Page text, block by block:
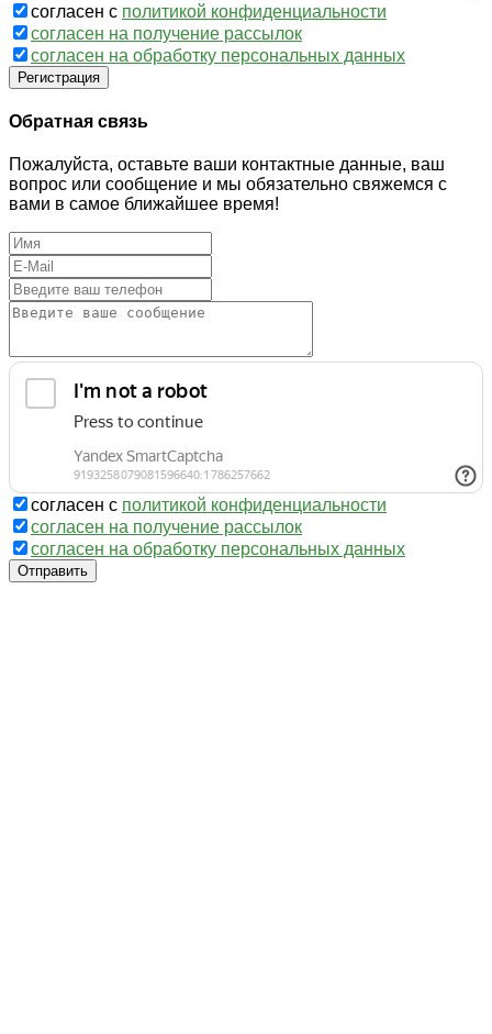
согласен с политикой конфиденциальности
согласен на получение рассылок
согласен на обработку персональных данных
Регистрация
Обратная связь
Пожалуйста, оставьте ваши контактные данные, ваш
вопрос или сообщение и мы обязательно свяжемся с
вами в самое ближайшее время!
согласен с политикой конфиденциальности
согласен на получение рассылок
согласен на обработку персональных данных
Отправить